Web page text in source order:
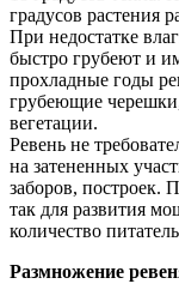
градусов растения
При недостатке
быстро грубеют и
прохладные годы
грубеющие
вегетации.
Ревень не
на затененных
заборов, построек.
так для развития
количество
Размножение